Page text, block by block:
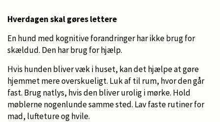
Hverdagen skal gøres lettere
En hund med kognitive forandringer har ikke brug for
skældud. Den har brug for hjælp.
Hvis hunden bliver væk i huset, kan det hjælpe at gøre
hjemmet mere overskueligt. Luk af til rum, hvor den går
fast. Brug natlys, hvis den bliver urolig i mørke. Hold
møblerne nogenlunde samme sted. Lav faste rutiner for
mad, lufteture og hvile.